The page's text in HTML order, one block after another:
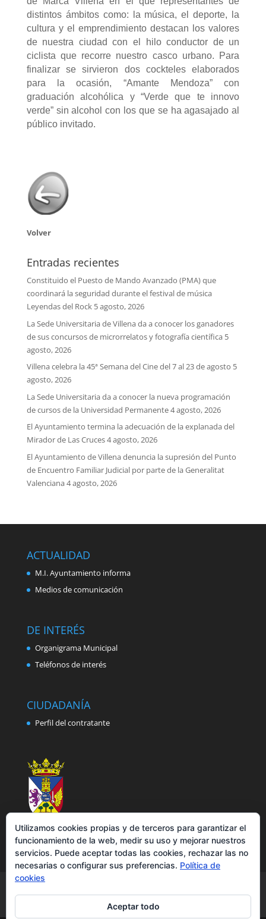
distintos ámbitos como: la música, el deporte, la
cultura y el emprendimiento destacan los valores
de nuestra ciudad con el hilo conductor de un
ciclista que recorre nuestro casco urbano. Para
finalizar se sirvieron dos cockteles elaborados
para la ocasión, “Amante Mendoza” con
graduación alcohólica y “Verde que te innovo
verde” sin alcohol con los que se ha agasajado al
público invitado.
Volver
Entradas recientes
Constituido el Puesto de Mando Avanzado (PMA) que
coordinará la seguridad durante el festival de música
Leyendas del Rock 5 agosto, 2026
La Sede Universitaria de Villena da a conocer los ganadores
de sus concursos de microrrelatos y fotografía científica 5
agosto, 2026
Villena celebra la 45ª Semana del Cine del 7 al 23 de agosto 5
agosto, 2026
La Sede Universitaria da a conocer la nueva programación
de cursos de la Universidad Permanente4 agosto, 2026
El Ayuntamiento termina la adecuación de la explanada del
Mirador de Las Cruces4 agosto, 2026
El Ayuntamiento de Villena denuncia la supresión del Punto
de Encuentro Familiar Judicial por parte de la Generalitat
Valenciana4 agosto, 2026
ACTUALIDAD
M.I. Ayuntamiento informa
Medios de comunicación
DE INTERÉS
Organigrama Municipal
Teléfonos de interés
CIUDADANÍA
Perfil del contratante
Política de cookies
Accesibilidad
Utilizamos cookies propias y de terceros para garantizar el
funcionamiento de la web, medir su uso y mejorar nuestros
servicios. Puede aceptar todas las cookies, rechazar las no
necesarias o configurar sus preferencias. Política de
cookies
Aceptar todo